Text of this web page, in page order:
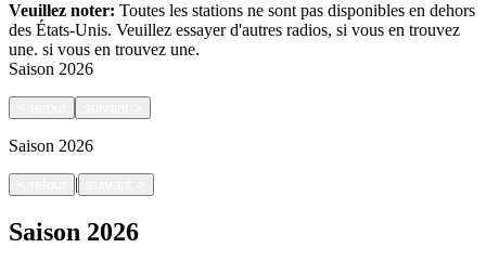
Veuillez noter: Toutes les stations ne sont pas disponibles en dehors
des États-Unis. Veuillez essayer d'autres radios, si vous en trouvez
une. si vous en trouvez une.
Saison 2026
Saison 2026
|
Saison 2026